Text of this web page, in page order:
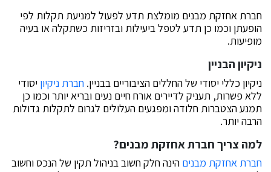
חברת אחזקת מבנים מומלצת תדע לפעול למניעת תקלות לפי
הופעתן וכמו כן תדע לטפל ביעילות ובזריזות כשתקלה או בעיה
מופיעות.
ניקיון הבניין
ניקיון כללי יסודי של החללים הציבוריים בבניין. חברת ניקיון יסודי
ללא פשרות, תעניק לדיירים אורח חיים נעים ובריא יותר וכמו כן
תמנע הצטברות חלודה ומפגעים העלולים לגרום לתקלות גדולות
הרבה יותר.
למה צריך חברת אחזקת מבנים?
חברת אחזקת מבנים הינה חלק חשוב בניהול תקין של הנכס וחשוב